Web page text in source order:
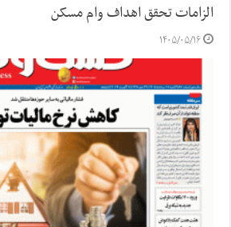
الزامات تحقق اهداف وام مسکن
۱۴۰۵/۰۵/۱۶